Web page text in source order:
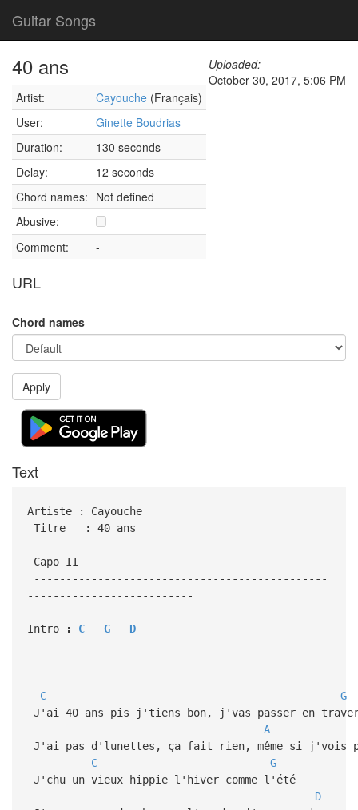
Guitar Songs
40 ans
Artist: Cayouche (Français)
User:
Ginette Boudrias
Duration:
130 seconds
Delay:
12 seconds
Chord names: Not defined
Abusive:
Comment:
-
URL
Uploaded:
October 30, 2017, 5:06 PM
Chord names
Apply
Text
Artiste : Cayouche
Titre : 40 ans
Capo II
----------------------------------------------
--------------------------
Intro : C G D
C
G
J'ai 40 ans pis j'tiens bon, j'vas passer en
A
J'ai pas d'lunettes, ça fait rien, même si j'vois
C
G
J'chu un vieux hippie l'hiver comme l'été
D